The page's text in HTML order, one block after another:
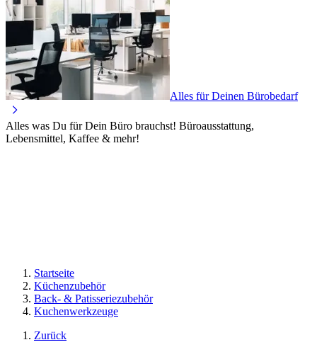
Alles für Deinen Bürobedarf
Alles was Du für Dein Büro brauchst! Büroausstattung,
Lebensmittel, Kaffee & mehr!
Startseite
Küchenzubehör
Back- & Patisseriezubehör
Kuchenwerkzeuge
Zurück